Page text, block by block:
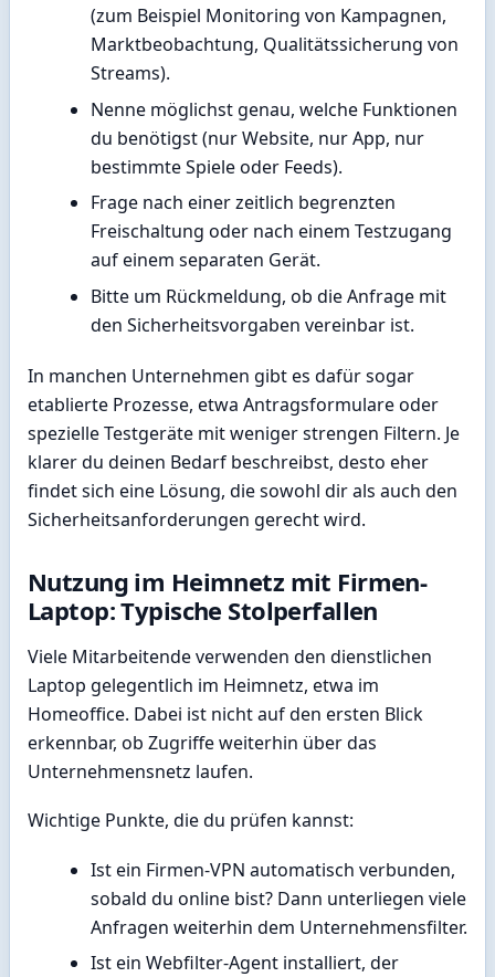
(zum Beispiel Monitoring von Kampagnen,
Marktbeobachtung, Qualitätssicherung von
Streams).
Nenne möglichst genau, welche Funktionen
du benötigst (nur Website, nur App, nur
bestimmte Spiele oder Feeds).
Frage nach einer zeitlich begrenzten
Freischaltung oder nach einem Testzugang
auf einem separaten Gerät.
Bitte um Rückmeldung, ob die Anfrage mit
den Sicherheitsvorgaben vereinbar ist.
In manchen Unternehmen gibt es dafür sogar
etablierte Prozesse, etwa Antragsformulare oder
spezielle Testgeräte mit weniger strengen Filtern. Je
klarer du deinen Bedarf beschreibst, desto eher
findet sich eine Lösung, die sowohl dir als auch den
Sicherheitsanforderungen gerecht wird.
Nutzung im Heimnetz mit Firmen-
Laptop: Typische Stolperfallen
Viele Mitarbeitende verwenden den dienstlichen
Laptop gelegentlich im Heimnetz, etwa im
Homeoffice. Dabei ist nicht auf den ersten Blick
erkennbar, ob Zugriffe weiterhin über das
Unternehmensnetz laufen.
Wichtige Punkte, die du prüfen kannst:
Ist ein Firmen-VPN automatisch verbunden,
sobald du online bist? Dann unterliegen viele
Anfragen weiterhin dem Unternehmensfilter.
Ist ein Webfilter-Agent installiert, der